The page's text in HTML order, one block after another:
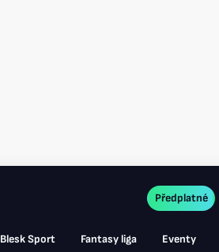
Blesk Sport Fantasy liga Eventy
Předplatné